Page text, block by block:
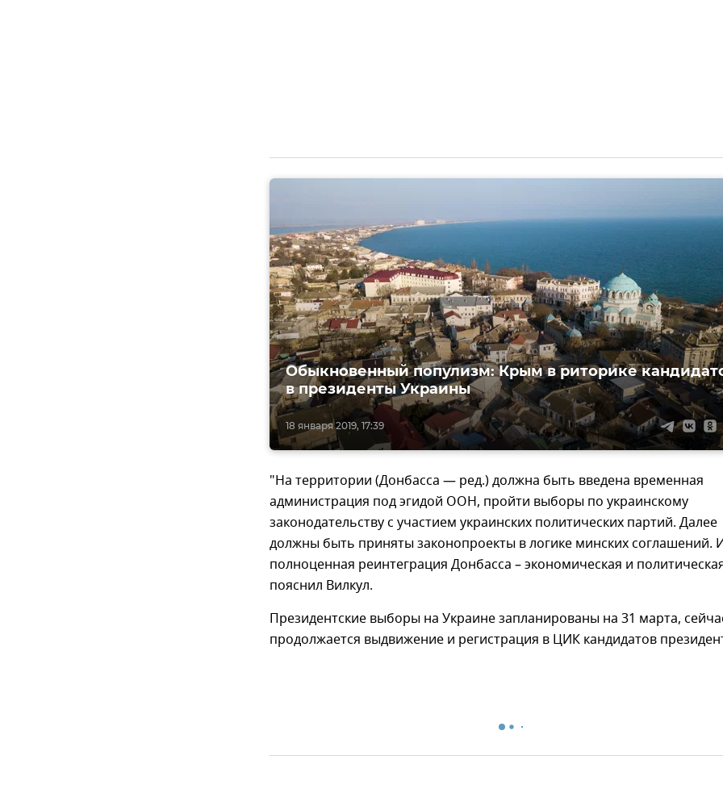
18 января 2019, 17:39
Обыкновенный популизм: Крым в риторике
в президенты Украины
"На территории (Донбасса — ред.) должна быть введена временная
администрация под эгидой ООН, пройти выборы по украинскому
законодательству с участием украинских политических партий. Далее
должны быть приняты законопроекты в логике минских соглашений.
полноценная реинтеграция Донбасса – экономическая и
пояснил Вилкул.
Президентские выборы на Украине запланированы на 31 марта,
продолжается выдвижение и регистрация в ЦИК кандидатов